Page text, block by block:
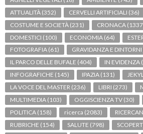
ATTUALITÀ (352) CERVELLI ARTIFICIALI (36)
COSTUME E SOCIETÀ (231) CRONACA
DOMESTICI (100) ECONOMIA (64)
FOTOGRAFIA (61) GRAVIDANZA E DINTORNI
IL PARCO DELLE BUFALE (404) IN EVIDENZA
INFOGRAFICHE (145) IPAZIA (131)
LA VOCE DEL MASTER (236) LIBRI (273)
MULTIMEDIA (103) OGGISCIENZA TV (30)
POLITICA (158) ricerca (2083)
RUBRICHE (154) SALUTE (798)